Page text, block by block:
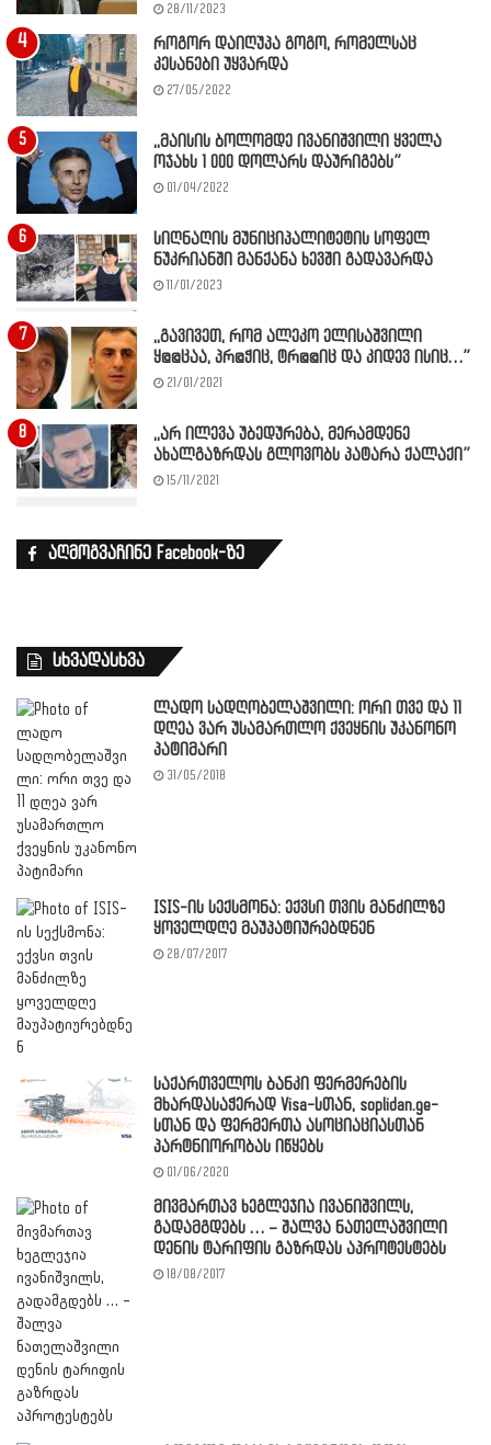
28/11/2023
როგორ დაიღუპა გოგო, რომელსაც
კესანები უყვარდა
27/05/2022
,,მაისის ბოლომდე ივანიშვილი ყველა
ოჯახს 1 000 დოლარს დაურიგებს”
01/04/2022
სიღნაღის მუნიციპალიტეტის სოფელ
ნუკრიანში მანქანა ხევში გადავარდა
11/01/2023
,,გავივეთ, რომ ალეკო ელისაშვილი
ყ@@ცაა, პრ@ჭიც, ტრ@@იც და კიდევ ისიც…”
21/01/2021
,,არ ილევა უბედურება, მერამდენე
ახალგაზრდას გლოვობს პატარა ქალაქი”
15/11/2021
აღმოგვაჩინე Facebook-ზე
სხვადასხვა
ლადო სადღობელაშვილი: ორი თვე და 11
დღეა ვარ უსამართლო ქვეყნის უკანონო
პატიმარი
31/05/2018
ISIS-ის სექსმონა: ექვსი თვის მანძილზე
ყოველდღე მაუპატიურებდნენ
28/07/2017
საქართველოს ბანკი ფერმერების
მხარდასაჭერად Visa-სთან, soplidan.ge-
სთან და ფერმერთა ასოციაციასთან
პარტნიორობას იწყებს
01/06/2020
მივმართავ ხეგლეჯია ივანიშვილს,
გადამგდებს … – შალვა ნათელაშვილი
დენის ტარიფის გაზრდას აპროტესტებს
18/08/2017